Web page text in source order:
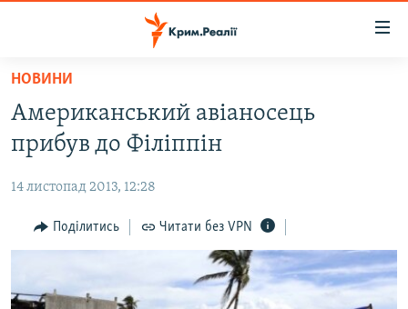
Перейти
основного
матеріалу
Перейти
до
навігації
Перейти
пошуку
ВОДА.КРИМ
ВІДЕО ТА ФОТО
ПОЛІТИКА
БЛОГИ
ІНТЕРВ'Ю
НОВИНИ
Американський авіаносець
прибув до Філіппін
14 листопад 2013, 12:28
Поділитись Читати без VPN